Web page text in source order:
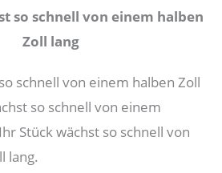
so schnell von einem halben
Zoll lang
schnell von einem halben Zoll
so schnell von einem
Stück wächst so schnell von
lang.